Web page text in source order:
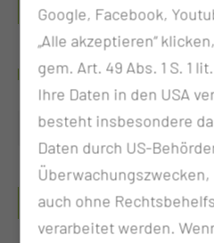
(PORTKATHETER)
WANN FINDET DIE
Freitag 10:30 - 13:00
WELCHE UNTERLAGEN
WERDEN?
Google, Facebook,
„Alle akzeptieren“
gem. Art. 49 Abs. 1 S. 1
Ihre Daten in den USA
besteht insbesondere
Daten durch US-
auch ohne
verarbeitet werden.